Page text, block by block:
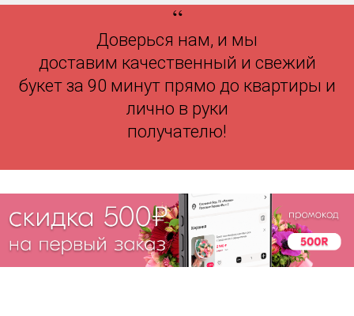
“
Доверься нам, и мы
доставим качественный и свежий
букет за 90 минут прямо до квартиры и
лично в руки
получателю!